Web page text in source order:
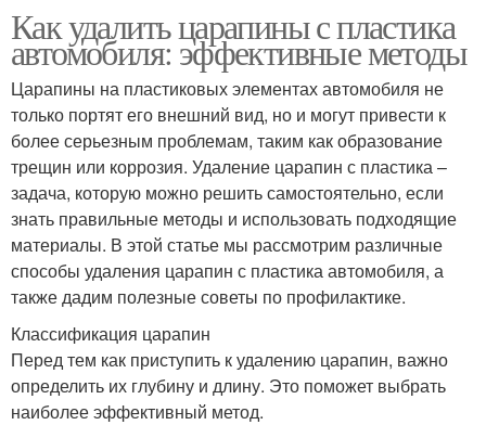
Как удалить царапины с пластика
автомобиля: эффективные методы
Царапины на пластиковых элементах автомобиля не
только портят его внешний вид, но и могут привести к
более серьезным проблемам, таким как образование
трещин или коррозия. Удаление царапин с пластика –
задача, которую можно решить самостоятельно, если
знать правильные методы и использовать подходящие
материалы. В этой статье мы рассмотрим различные
способы удаления царапин с пластика автомобиля, а
также дадим полезные советы по профилактике.
Классификация царапин
Перед тем как приступить к удалению царапин, важно
определить их глубину и длину. Это поможет выбрать
наиболее эффективный метод.